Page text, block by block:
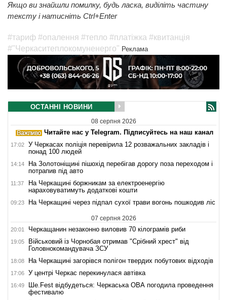
Якщо ви знайшли помилку, будь ласка, виділіть частину
тексту і натисніть Ctrl+Enter
#тариф #опалення #тепло #платіжка #квитанція
#"Черкаситеплокомуненерго" Реклама
ОСТАННІ НОВИНИ
08 серпня 2026
Читайте нас у Telegram. Підписуйтесь на наш канал
17:02
У Черкасах поліція перевірила 12 розважальних закладів і
понад 100 людей
14:14
На Золотоніщині пішохід перебігав дорогу поза переходом і
потрапив під авто
11:37
На Черкащині боржникам за електроенергію
нараховуватимуть додаткові кошти
09:23 На Черкащині через підпал сухої трави вогонь пошкодив ліс
07 серпня 2026
20:01 Черкащанин незаконно виловив 70 кілограмів риби
19:05
Військовий із Чорнобая отримав "Срібний хрест" від
Головнокомандувача ЗСУ
18:08 На Черкащині загорівся полігон твердих побутових відходів
17:06 У центрі Черкас перекинулася автівка
16:49
Ше.Fest відбудеться: Черкаська ОВА погодила проведення
фестивалю